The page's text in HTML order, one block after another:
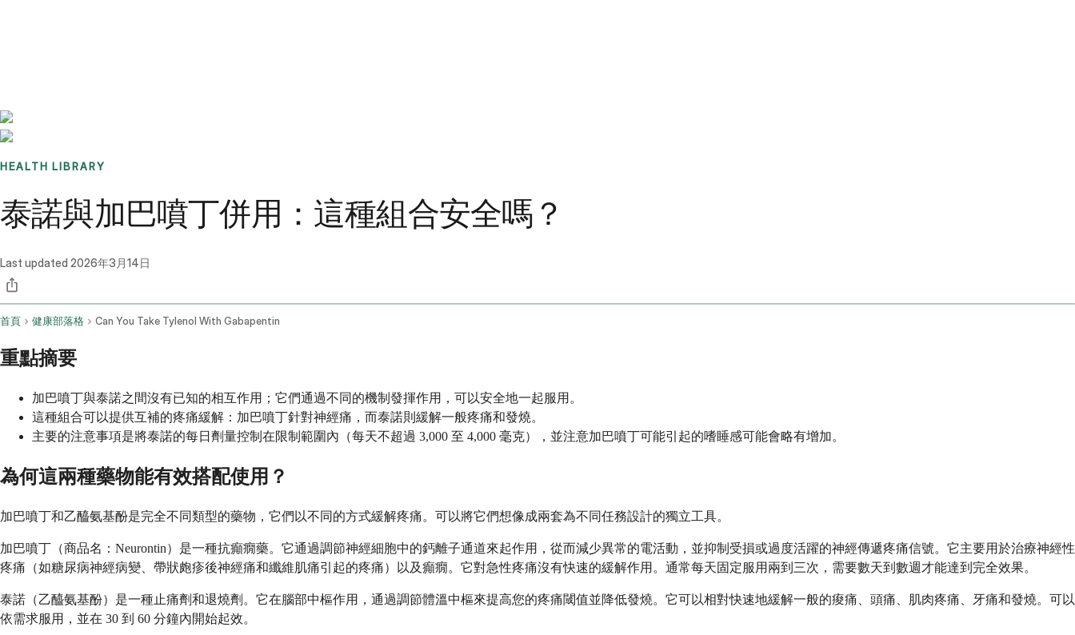
HEALTH LIBRARY
泰諾與加巴噴丁併用：這種組合安全嗎？
Last updated 2026年3月14日
首頁 健康部落格 Can You Take Tylenol With Gabapentin
重點摘要
加巴噴丁與泰諾之間沒有已知的相互作用；它們通過不同的機制發揮作用，可以安全地一起服用。
這種組合可以提供互補的疼痛緩解：加巴噴丁針對神經痛，而泰諾則緩解一般疼痛和發燒。
主要的注意事項是將泰諾的每日劑量控制在限制範圍內（每天不超過 3,000 至 4,000 毫克），並注意加巴噴丁可能引起的嗜睡感可能會略有增加。
為何這兩種藥物能有效搭配使用？
加巴噴丁和乙醯氨基酚是完全不同類型的藥物，它們以不同的方式緩解疼痛。可以將它們想像成兩套為不同任務設計的獨立工具。
加巴噴丁（商品名：Neurontin）是一種抗癲癇藥。它通過調節神經細胞中的鈣離子通道來起作用，從而減少異常的電活動，並抑制受損或過度活躍的神經傳遞疼痛信號。它主要用於治療神經性
疼痛（如糖尿病神經病變、帶狀皰疹後神經痛和纖維肌痛引起的疼痛）以及癲癇。它對急性疼痛沒有快速的緩解作用。通常每天固定服用兩到三次，需要數天到數週才能達到完全效果。
泰諾（乙醯氨基酚）是一種止痛劑和退燒劑。它在腦部中樞作用，通過調節體溫中樞來提高您的疼痛閾值並降低發燒。它可以相對快速地緩解一般的痠痛、頭痛、肌肉疼痛、牙痛和發燒。可以
依需求服用，並在 30 到 60 分鐘內開始起效。